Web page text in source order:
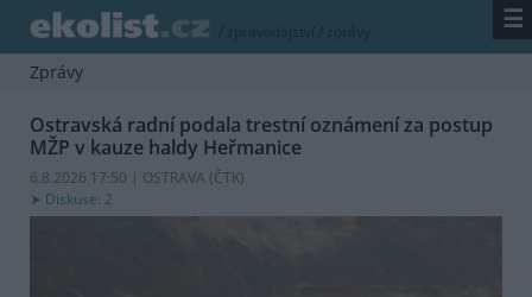
/ zpravodajství / zprávy ☰
Zprávy
Ostravská radní podala trestní oznámení za postup
MŽP v kauze haldy Heřmanice
6.8.2026 17:50 | OSTRAVA (ČTK)
Diskuse: 2